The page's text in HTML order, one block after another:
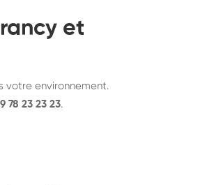
et
votre environnement.
78 23 23 23.